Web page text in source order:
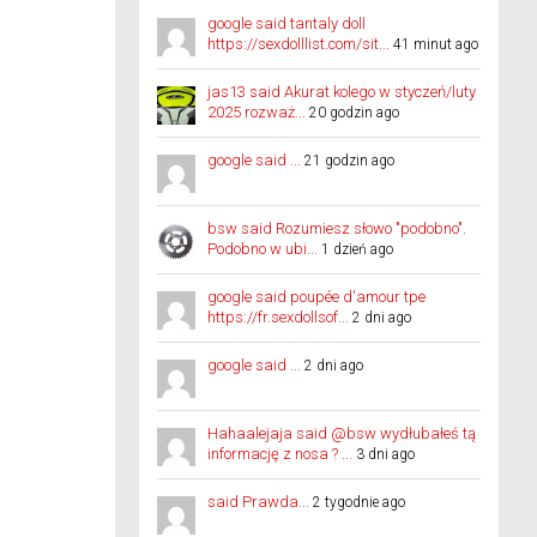
google said tantaly doll
https://sexdolllist.com/sit... 41 minut ago
jas13 said Akurat kolego w styczeń/luty
2025 rozważ... 20 godzin ago
google said ... 21 godzin ago
bsw said Rozumiesz słowo "podobno".
Podobno w ubi... 1 dzień ago
google said poupée d'amour tpe
https://fr.sexdollsof... 2 dni ago
google said ... 2 dni ago
Hahaalejaja said @bsw wydłubałeś tą
informację z nosa ? ... 3 dni ago
said Prawda... 2 tygodnie ago